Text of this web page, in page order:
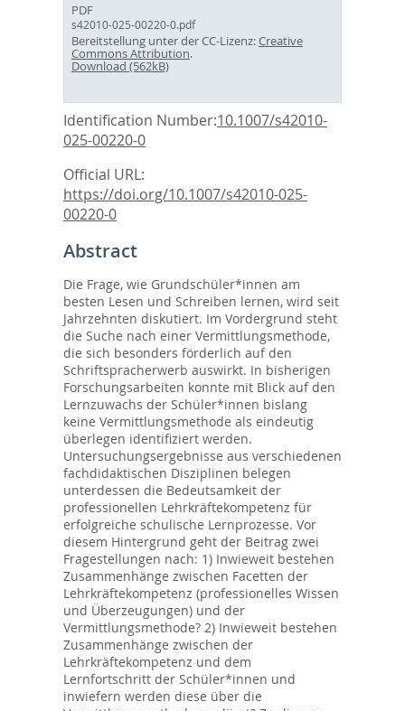
PDF
s42010-025-00220-0.pdf
Bereitstellung unter der CC-Lizenz:Creative
Commons Attribution.
Download (562kB)
Identification Number:10.1007/s42010-
025-00220-0
Official URL:
https://doi.org/10.1007/s42010-025-
00220-0
Abstract
Die Frage, wie Grundschüler*innen am
besten Lesen und Schreiben lernen, wird seit
Jahrzehnten diskutiert. Im Vordergrund steht
die Suche nach einer Vermittlungsmethode,
die sich besonders förderlich auf den
Schriftspracherwerb auswirkt. In bisherigen
Forschungsarbeiten konnte mit Blick auf den
Lernzuwachs der Schüler*innen bislang
keine Vermittlungsmethode als eindeutig
überlegen identifiziert werden.
Untersuchungsergebnisse aus verschiedenen
fachdidaktischen Disziplinen belegen
unterdessen die Bedeutsamkeit der
professionellen Lehrkräftekompetenz für
erfolgreiche schulische Lernprozesse. Vor
diesem Hintergrund geht der Beitrag zwei
Fragestellungen nach: 1) Inwieweit bestehen
Zusammenhänge zwischen Facetten der
Lehrkräftekompetenz (professionelles Wissen
und Überzeugungen) und der
Vermittlungsmethode? 2) Inwieweit bestehen
Zusammenhänge zwischen der
Lehrkräftekompetenz und dem
Lernfortschritt der Schüler*innen und
inwiefern werden diese über die